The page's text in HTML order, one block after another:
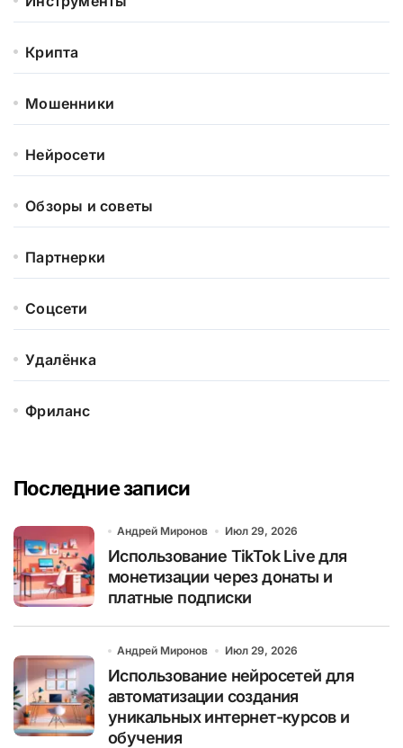
Крипта
Мошенники
Нейросети
Обзоры и советы
Партнерки
Соцсети
Удалёнка
Фриланс
Последние записи
Андрей Миронов Июл 29, 2026
Использование TikTok Live для
монетизации через донаты и
платные подписки
Андрей Миронов Июл 29, 2026
Использование нейросетей для
автоматизации создания
уникальных интернет-курсов и
обучения